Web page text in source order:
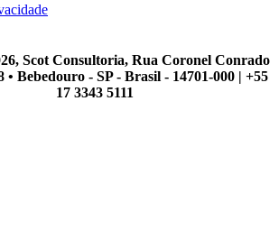
Scot Consultoria, Rua Coronel Conrado
• Bebedouro - SP - Brasil - 14701-000 | +55
17 3343 5111